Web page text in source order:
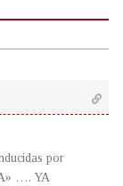
por
…. YA